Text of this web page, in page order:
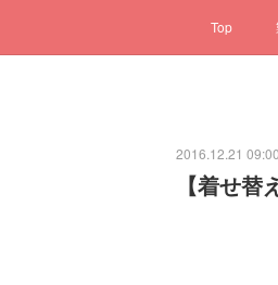
Top
2016.12.21 09:00
【着せ